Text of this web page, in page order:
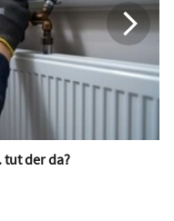
tut der da?